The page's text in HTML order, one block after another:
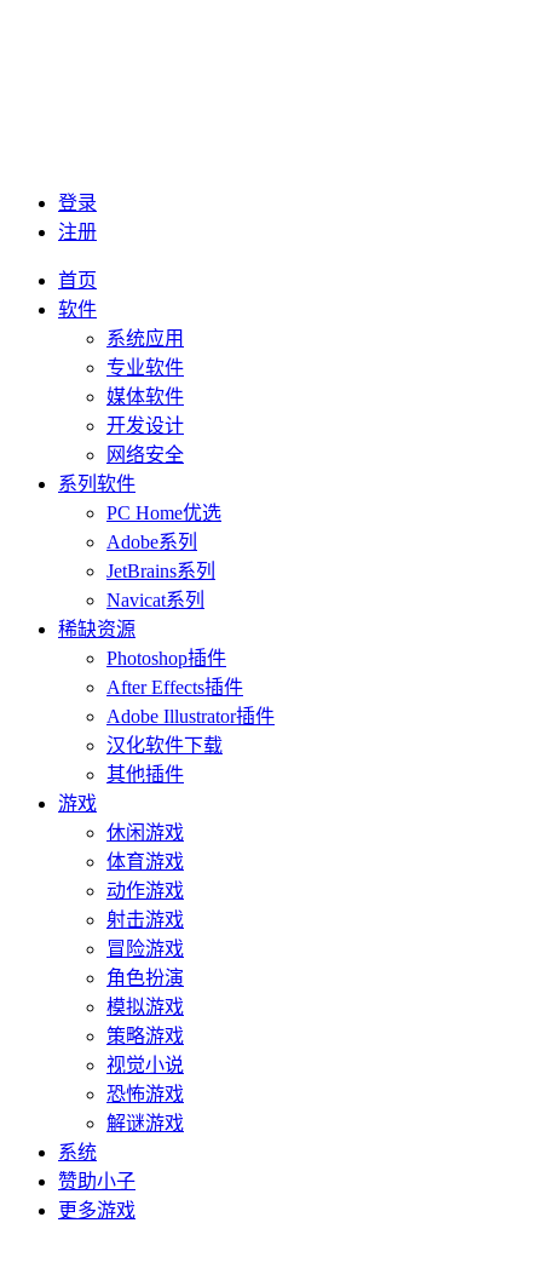
登录
注册
首页
软件
系统应用
专业软件
媒体软件
开发设计
网络安全
系列软件
PC Home优选
Adobe系列
JetBrains系列
Navicat系列
稀缺资源
Photoshop插件
After Effects插件
Adobe Illustrator插件
汉化软件下载
其他插件
游戏
休闲游戏
体育游戏
动作游戏
射击游戏
冒险游戏
角色扮演
模拟游戏
策略游戏
视觉小说
恐怖游戏
解谜游戏
系统
赞助小子
更多游戏